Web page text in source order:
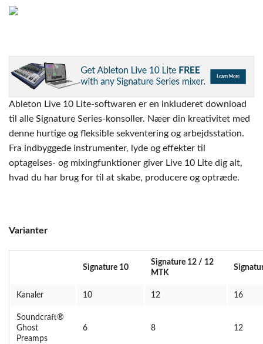
Ableton Live 10 Lite-softwaren er en inkluderet download
til alle Signature Series-konsoller. Næer din kreativitet med
denne hurtige og fleksible sekventering og arbejdsstation.
Fra indbyggede instrumenter, lyde og effekter til
optagelses- og mixingfunktioner giver Live 10 Lite dig alt,
hvad du har brug for til at skabe, producere og optræde.
Varianter
Signature 10
Signature 12 / 12
MTK
Kanaler 10 12 16
Soundcraft®
Ghost
Preamps
6 8 12